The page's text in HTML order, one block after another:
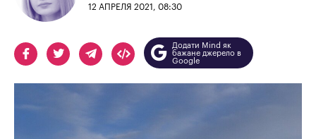
12 АПРЕЛЯ 2021, 08:30
Додати Mind як
бажане джерело в
Google